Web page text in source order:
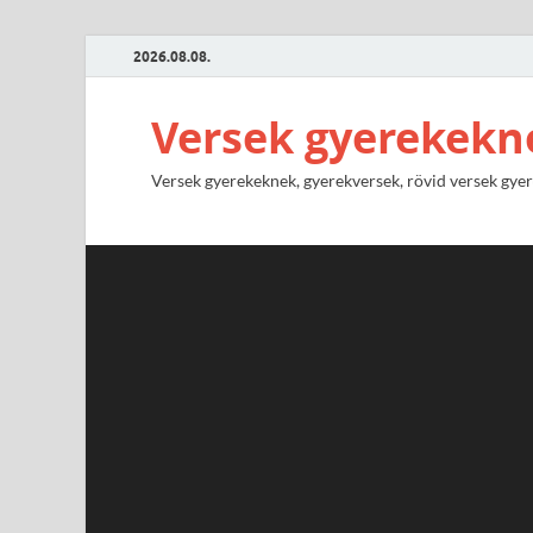
2026.08.08.
Versek
Versek gyerekeknek, gyerekversek, rövid versek